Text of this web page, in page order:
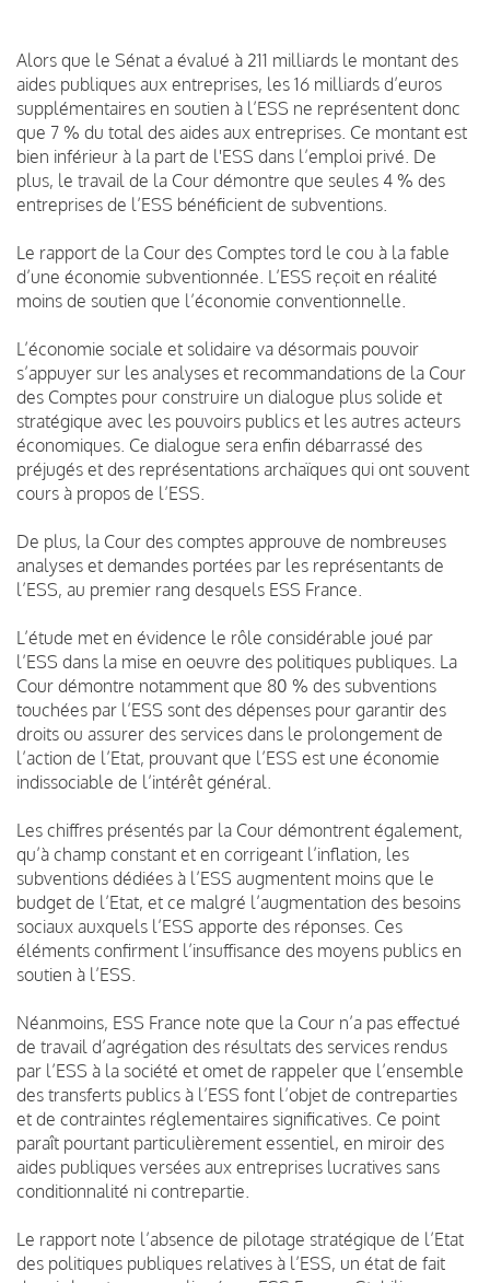
Alors que le Sénat a évalué à 211 milliards le montant des
aides publiques aux entreprises, les 16 milliards d’euros
supplémentaires en soutien à l’ESS ne représentent donc
que 7 % du total des aides aux entreprises. Ce montant est
bien inférieur à la part de l'ESS dans l’emploi privé. De
plus, le travail de la Cour démontre que seules 4 % des
entreprises de l’ESS bénéficient de subventions.
Le rapport de la Cour des Comptes tord le cou à la fable
d’une économie subventionnée. L’ESS reçoit en réalité
moins de soutien que l’économie conventionnelle.
L’économie sociale et solidaire va désormais pouvoir
s’appuyer sur les analyses et recommandations de la Cour
des Comptes pour construire un dialogue plus solide et
stratégique avec les pouvoirs publics et les autres acteurs
économiques. Ce dialogue sera enfin débarrassé des
préjugés et des représentations archaïques qui ont souvent
cours à propos de l’ESS.
De plus, la Cour des comptes approuve de nombreuses
analyses et demandes portées par les représentants de
l’ESS, au premier rang desquels ESS France.
L’étude met en évidence le rôle considérable joué par
l’ESS dans la mise en oeuvre des politiques publiques. La
Cour démontre notamment que 80 % des subventions
touchées par l’ESS sont des dépenses pour garantir des
droits ou assurer des services dans le prolongement de
l’action de l’Etat, prouvant que l’ESS est une économie
indissociable de l’intérêt général.
Les chiffres présentés par la Cour démontrent également,
qu’à champ constant et en corrigeant l’inflation, les
subventions dédiées à l’ESS augmentent moins que le
budget de l’Etat, et ce malgré l’augmentation des besoins
sociaux auxquels l’ESS apporte des réponses. Ces
éléments confirment l’insuffisance des moyens publics en
soutien à l’ESS.
Néanmoins, ESS France note que la Cour n’a pas effectué
de travail d’agrégation des résultats des services rendus
par l’ESS à la société et omet de rappeler que l’ensemble
des transferts publics à l’ESS font l’objet de contreparties
et de contraintes réglementaires significatives. Ce point
paraît pourtant particulièrement essentiel, en miroir des
aides publiques versées aux entreprises lucratives sans
conditionnalité ni contrepartie.
Le rapport note l’absence de pilotage stratégique de l’Etat
des politiques publiques relatives à l’ESS, un état de fait